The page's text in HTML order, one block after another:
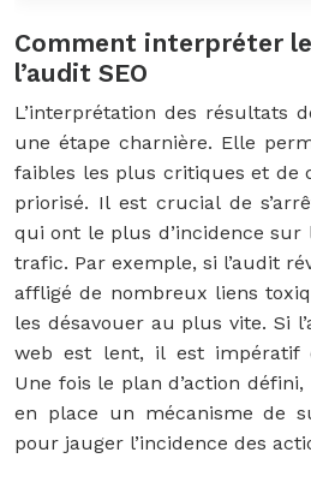
Comment interpréter
l’audit SEO
L’interprétation des résultats
une étape charnière. Elle
faibles les plus critiques et de
priorisé. Il est crucial de
qui ont le plus d’incidence
trafic. Par exemple, si l’audit
affligé de nombreux liens
les désavouer au plus vite. Si
web est lent, il est impératif
Une fois le plan d’action
en place un mécanisme de
pour jauger l’incidence des